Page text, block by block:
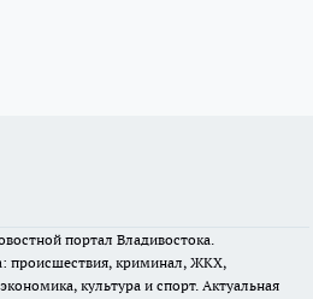
портал Владивостока.
происшествия, криминал, ЖКХ,
культура и спорт. Актуальная